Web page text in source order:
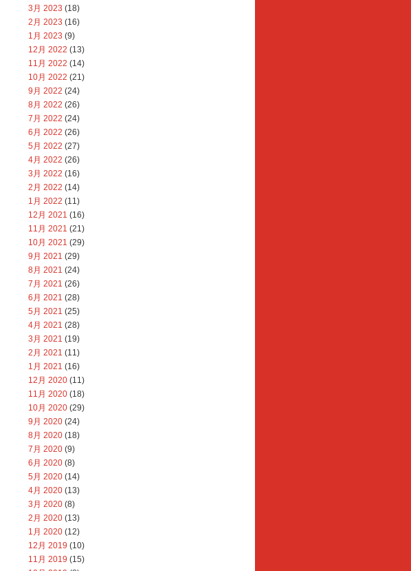
3月 2023 (18)
2月 2023 (16)
1月 2023 (9)
12月 2022 (13)
11月 2022 (14)
10月 2022 (21)
9月 2022 (24)
8月 2022 (26)
7月 2022 (24)
6月 2022 (26)
5月 2022 (27)
4月 2022 (26)
3月 2022 (16)
2月 2022 (14)
1月 2022 (11)
12月 2021 (16)
11月 2021 (21)
10月 2021 (29)
9月 2021 (29)
8月 2021 (24)
7月 2021 (26)
6月 2021 (28)
5月 2021 (25)
4月 2021 (28)
3月 2021 (19)
2月 2021 (11)
1月 2021 (16)
12月 2020 (11)
11月 2020 (18)
10月 2020 (29)
9月 2020 (24)
8月 2020 (18)
7月 2020 (9)
6月 2020 (8)
5月 2020 (14)
4月 2020 (13)
3月 2020 (8)
2月 2020 (13)
1月 2020 (12)
12月 2019 (10)
11月 2019 (15)